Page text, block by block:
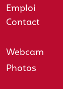
Emploi
Contact
Webcam
Photos